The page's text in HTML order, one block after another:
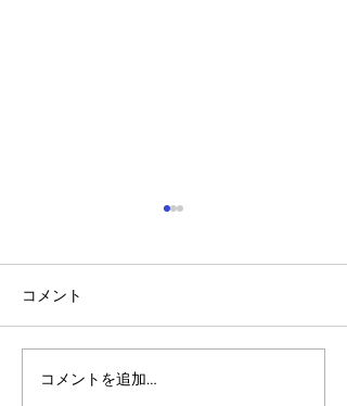
「脳」を持ったブロック
コメント
コメントを追加…